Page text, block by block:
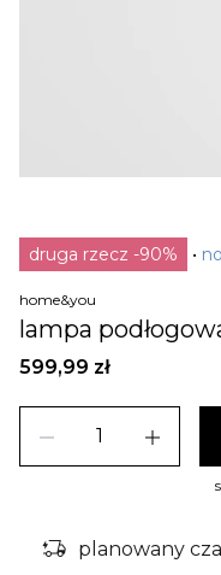
druga rzecz -90%
home&you
lampa
599,99 zł
remove add
delivery_truck_bolt planowany